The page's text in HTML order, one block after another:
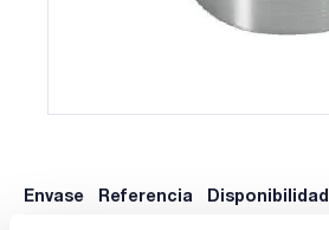
Envase Referencia Disponibilidad